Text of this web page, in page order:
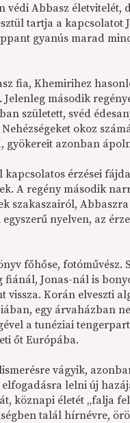
védi Abbasz életvitelét,
tartja a kapcsolatot
gyanús marad
fia, Khemirihez
Jelenleg második
született, svéd
okoz
gyökereit azonban
kapcsolatos érzései
A regény második
szakaszairól,
nyelven, az
főhőse, fotóművész.
fiánál, Jonas-nál is
vissza. Korán elveszti
egy árvaházban
a tunéziai
őt Európába.
vágyik,
lelni új
köznapi életét „falja
talál hírnévre,